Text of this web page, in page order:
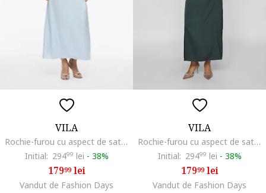
VILA
Rochie-furou cu aspect de satin, Albastru pastel
Initial: 29499 lei - 38%
17999lei
Vandut de Fashion Days
VILA
Rochie-furou cu aspect de satin, Verde smarald
Initial: 29499 lei - 38%
17999lei
Vandut de Fashion Days